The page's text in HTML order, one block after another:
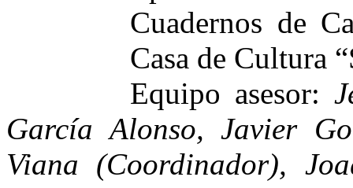
Cuadernos de
Casa de Cultura
Equipo asesor:
García Alonso, Javier
Viana (Coordinador),